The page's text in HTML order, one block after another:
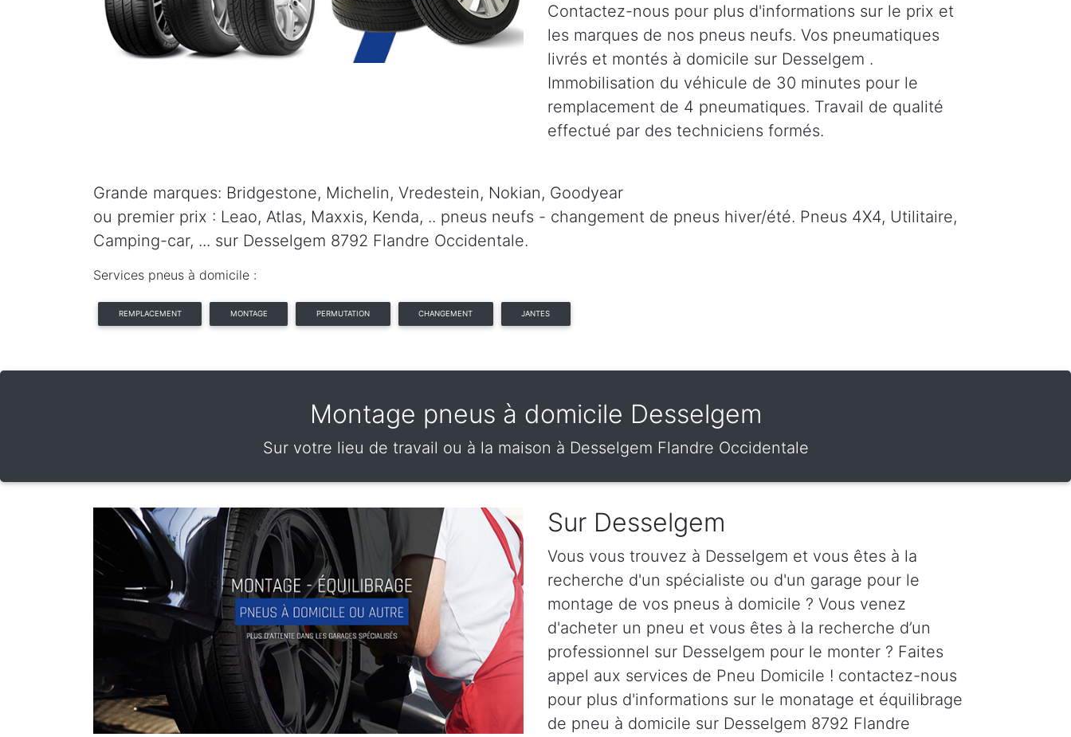
Contactez-nous pour plus d'informations sur le prix et
les marques de nos pneus neufs. Vos pneumatiques
livrés et montés à domicile sur Desselgem .
Immobilisation du véhicule de 30 minutes pour le
remplacement de 4 pneumatiques. Travail de qualité
effectué par des techniciens formés.
Grande marques: Bridgestone, Michelin, Vredestein, Nokian, Goodyear
ou premier prix : Leao, Atlas, Maxxis, Kenda, .. pneus neufs - changement de pneus hiver/été. Pneus 4X4, Utilitaire,
Camping-car, ... sur Desselgem 8792 Flandre Occidentale.
Services pneus à domicile :
REMPLACEMENT MONTAGE PERMUTATION CHANGEMENT JANTES
Montage pneus à domicile Desselgem
Sur votre lieu de travail ou à la maison à Desselgem Flandre Occidentale
Sur Desselgem
Vous vous trouvez à Desselgem et vous êtes à la
recherche d'un spécialiste ou d'un garage pour le
montage de vos pneus à domicile ? Vous venez
d'acheter un pneu et vous êtes à la recherche d’un
professionnel sur Desselgem pour le monter ? Faites
appel aux services de Pneu Domicile ! contactez-nous
pour plus d'informations sur le monatage et équilibrage
de pneu à domicile sur Desselgem 8792 Flandre